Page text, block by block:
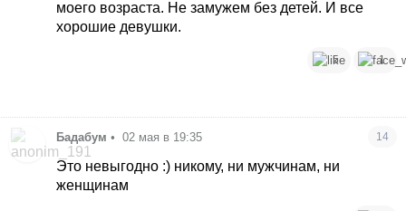
моего возраста. Не замужем без детей. И все
хорошие девушки.
5 1
Бадабум • 02 мая в 19:35 14
Это невыгодно :) никому, ни мужчинам, ни
женщинам